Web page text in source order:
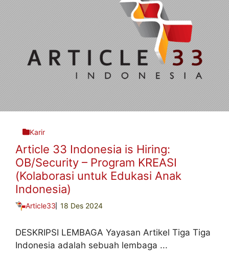
Karir
Article 33 Indonesia is Hiring:
OB/Security – Program KREASI
(Kolaborasi untuk Edukasi Anak
Indonesia)
Article33 18 Des 2024
DESKRIPSI LEMBAGA Yayasan Artikel Tiga Tiga
Indonesia adalah sebuah lembaga ...